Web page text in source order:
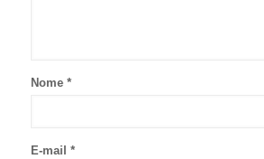
Nome *
E-mail *